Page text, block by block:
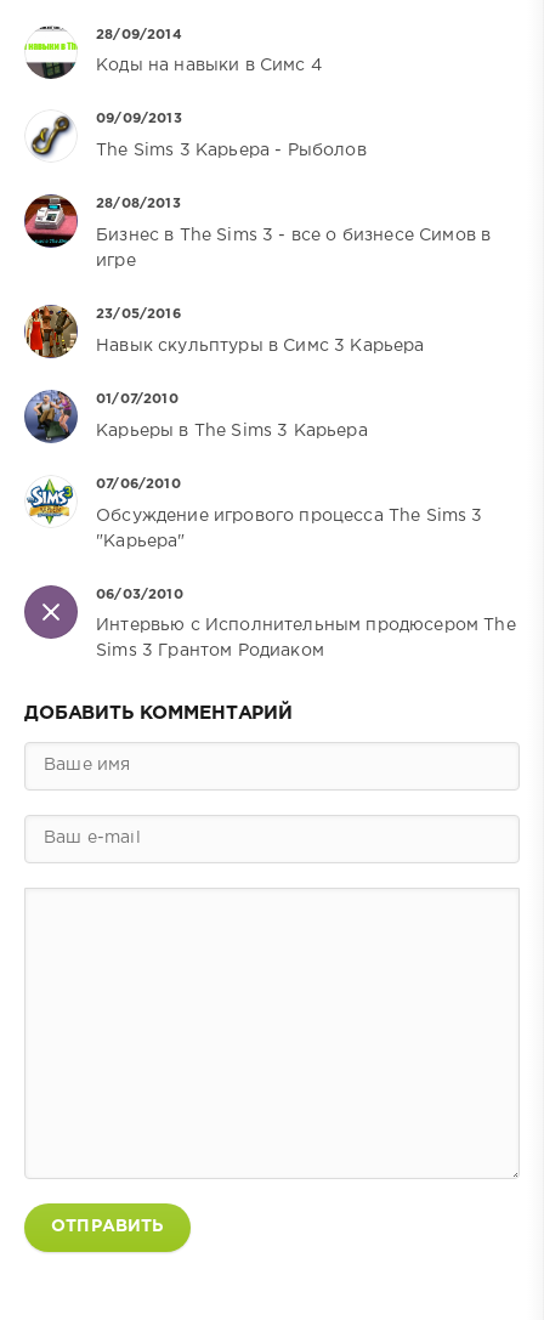
28/09/2014
Коды на навыки в Симс 4
09/09/2013
The Sims 3 Карьера - Рыболов
28/08/2013
Бизнес в The Sims 3 - все о бизнесе Симов в
игре
23/05/2016
Навык скульптуры в Симс 3 Карьера
01/07/2010
Карьеры в The Sims 3 Карьера
07/06/2010
Обсуждение игрового процесса The Sims 3
"Карьера"
06/03/2010
Интервью с Исполнительным продюсером The
Sims 3 Грантом Родиаком
ДОБАВИТЬ КОММЕНТАРИЙ
ОТПРАВИТЬ